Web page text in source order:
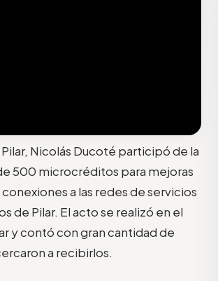
Nicolás Ducoté participó de la
500 microcréditos para mejoras
a las redes de servicios
de Pilar. El acto se realizó en el
y contó con gran cantidad de
a recibirlos.